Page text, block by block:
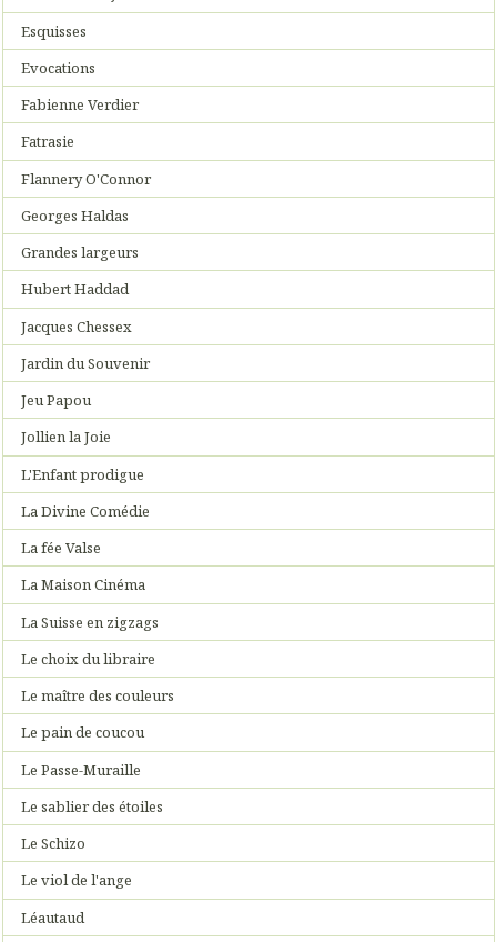
Esquisses
Evocations
Fabienne Verdier
Fatrasie
Flannery O'Connor
Georges Haldas
Grandes largeurs
Hubert Haddad
Jacques Chessex
Jardin du Souvenir
Jeu Papou
Jollien la Joie
L'Enfant prodigue
La Divine Comédie
La fée Valse
La Maison Cinéma
La Suisse en zigzags
Le choix du libraire
Le maître des couleurs
Le pain de coucou
Le Passe-Muraille
Le sablier des étoiles
Le Schizo
Le viol de l'ange
Léautaud